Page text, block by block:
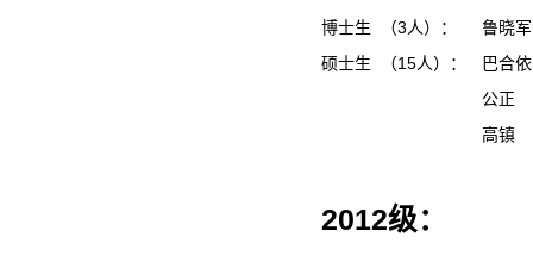
博士生 （3人）：
鲁晓
硕士生 （15人）：
巴合
公正
高镇
2012级：